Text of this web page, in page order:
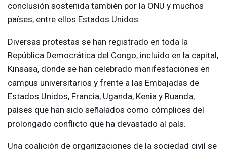
conclusión sostenida también por la ONU y muchos
países, entre ellos Estados Unidos.
Diversas protestas se han registrado en toda la
República Democrática del Congo, incluido en la capital,
Kinsasa, donde se han celebrado manifestaciones en
campus universitarios y frente a las Embajadas de
Estados Unidos, Francia, Uganda, Kenia y Ruanda,
países que han sido señalados como cómplices del
prolongado conflicto que ha devastado al país.
Una coalición de organizaciones de la sociedad civil se